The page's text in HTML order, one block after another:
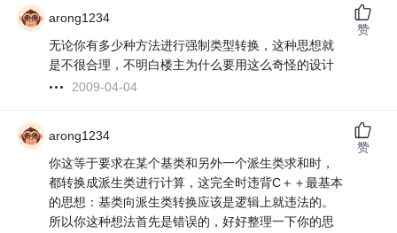
arong1234
无论你有多少种方法进行强制类型转换，这种思想就
是不很合理，不明白楼主为什么要用这么奇怪的设计
2009-04-04
赞
arong1234
你这等于要求在某个基类和另外一个派生类求和时，
都转换成派生类进行计算，这完全时违背C＋＋最基本
的思想：基类向派生类转换应该是逻辑上就违法的。
所以你这种想法首先是错误的，好好整理一下你的思
赞